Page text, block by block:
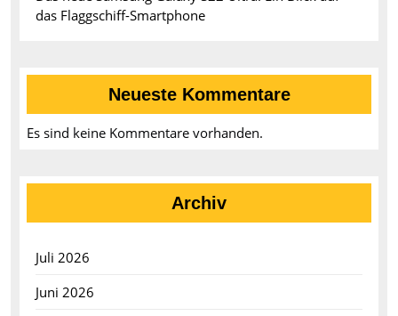
das Flaggschiff-Smartphone
Neueste Kommentare
Es sind keine Kommentare vorhanden.
Archiv
Juli 2026
Juni 2026